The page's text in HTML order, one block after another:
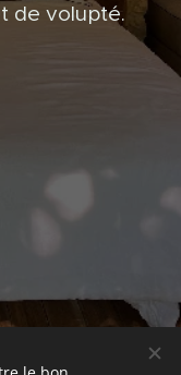
de volupté.